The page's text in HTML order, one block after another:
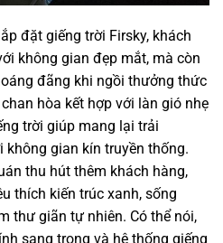
đặt giếng trời Firsky, khách
không gian đẹp mắt, mà còn
đãng khi ngồi thưởng thức
hòa kết hợp với làn gió nhẹ
trời giúp mang lại trải
không gian kín truyền thống.
thu hút thêm khách hàng,
thích kiến trúc xanh, sống
thư giãn tự nhiên. Có thể nói,
sang trọng và hệ thống giếng